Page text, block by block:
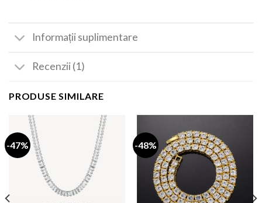
Informații suplimentare
Recenzii (1)
PRODUSE SIMILARE
-47% -48%